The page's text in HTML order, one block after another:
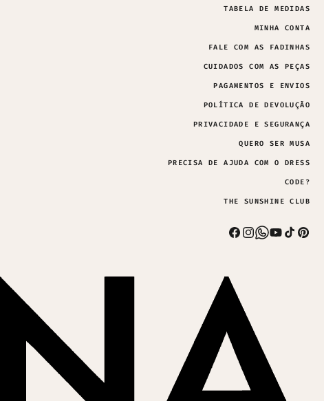
TABELA DE MEDIDAS
MINHA CONTA
FALE COM AS FADINHAS
CUIDADOS COM AS PEÇAS
PAGAMENTOS E ENVIOS
POLÍTICA DE DEVOLUÇÃO
PRIVACIDADE E SEGURANÇA
QUERO SER MUSA
PRECISA DE AJUDA COM O DRESS
CODE?
THE SUNSHINE CLUB
Facebook
Instagram
Whatsapp